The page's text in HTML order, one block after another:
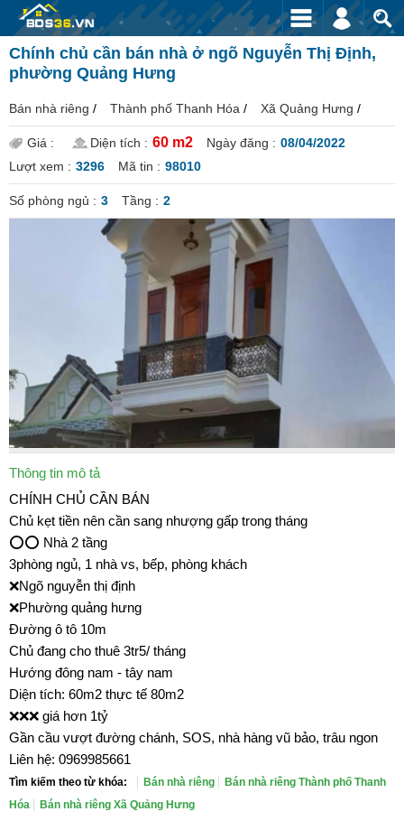
Chính chủ cần bán nhà ở ngõ Nguyễn Thị Định,
phường Quảng Hưng
Bán nhà riêng / Thành phố Thanh Hóa / Xã Quảng Hưng /
Giá : Diện tích : 60 m2 Ngày đăng : 08/04/2022
Lượt xem : 3296 Mã tin : 98010
Số phòng ngủ : 3 Tầng : 2
Thông tin mô tả
CHÍNH CHỦ CẦN BÁN
Chủ kẹt tiền nên cần sang nhượng gấp trong tháng
⭕⭕ Nhà 2 tầng
3phòng ngủ, 1 nhà vs, bếp, phòng khách
❌Ngõ nguyễn thị định
❌Phường quảng hưng
Đường ô tô 10m
Chủ đang cho thuê 3tr5/ tháng
Hướng đông nam - tây nam
Diện tích: 60m2 thực tế 80m2
❌❌❌ giá hơn 1tỷ
Gần cầu vượt đường chánh, SOS, nhà hàng vũ bảo, trâu ngon
Liên hệ: 0969985661
Tìm kiếm theo từ khóa: Bán nhà riêng
Bán nhà riêng Thành phố Thanh
Hóa
Bán nhà riêng Xã Quảng Hưng